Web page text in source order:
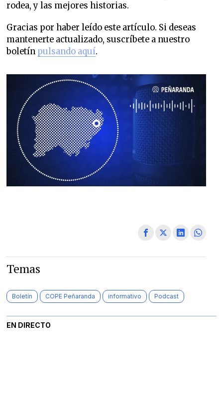
rodea, y las mejores historias.
Gracias por haber leído este artículo. Si deseas
mantenerte actualizado, suscríbete a nuestro
boletín pulsando aquí.
Temas
Boletín COPE Peñaranda informativo Podcast
EN DIRECTO